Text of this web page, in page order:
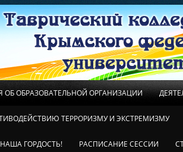
ОБ ОБРАЗОВАТЕЛЬНОЙ ОРГАНИЗАЦИИ
ТЕРРОРИЗМУ И ЭКСТРЕМИЗМУ
ГОРДОСТЬ! РАСПИСАНИЕ СЕССИИ